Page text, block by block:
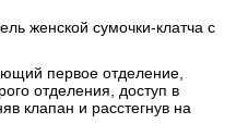
женской сумочки-клатча с
первое отделение,
отделения, доступ в
клапан и расстегнув на